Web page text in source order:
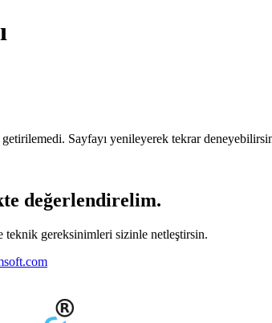
Sayfayı yenileyerek tekrar
değerlendirelim.
teknik gereksinimleri sizinle netleştirsin.